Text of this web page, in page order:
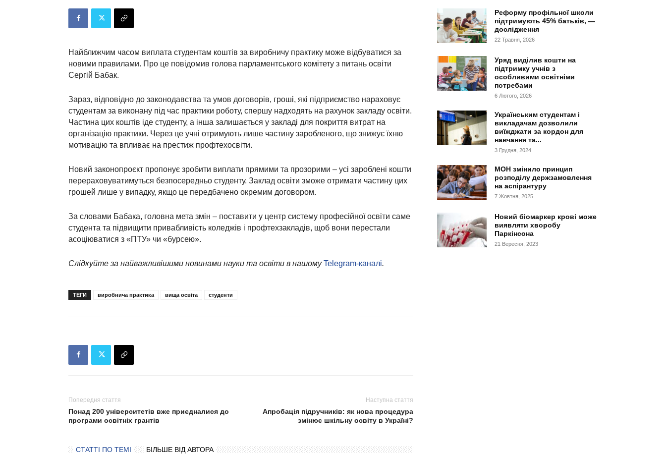
Найближчим часом виплата студентам коштів за виробничу практику може відбуватися за
новими правилами. Про це повідомив голова парламентського комітету з питань освіти
Сергій Бабак.
Зараз, відповідно до законодавства та умов договорів, гроші, які підприємство нараховує
студентам за виконану під час практики роботу, спершу надходять на рахунок закладу освіти.
Частина цих коштів іде студенту, а інша залишається у закладі для покриття витрат на
організацію практики. Через це учні отримують лише частину заробленого, що знижує їхню
мотивацію та впливає на престиж профтехосвіти.
Новий законопроєкт пропонує зробити виплати прямими та прозорими – усі зароблені кошти
перераховуватимуться безпосередньо студенту. Заклад освіти зможе отримати частину цих
грошей лише у випадку, якщо це передбачено окремим договором.
За словами Бабака, головна мета змін – поставити у центр систему професійної освіти саме
студента та підвищити привабливість коледжів і профтехзакладів, щоб вони перестали
асоціюватися з «ПТУ» чи «бурсею».
Слідкуйте за найважливішими новинами науки та освіти в нашомуTelegram-каналі.
ТЕГИ виробнича практика вища освіта студенти
Попередня стаття
Понад 200 університетів вже приєдналися до
програми освітніх грантів
Наступна стаття
Апробація підручників: як нова процедура
змінює шкільну освіту в Україні?
СТАТТІ ПО ТЕМІ БІЛЬШЕ ВІД АВТОРА
Реформу профільної школи
підтримують 45% батьків, —
дослідження
22 Травня, 2026
Уряд виділив кошти на
підтримку учнів з
особливими освітніми
потребами
6 Лютого, 2026
Українським студентам і
викладачам дозволили
виїжджати за кордон для
навчання та...
3 Грудня, 2024
МОН змінило принцип
розподілу держзамовлення
на аспірантуру
7 Жовтня, 2025
Новий біомаркер крові може
виявляти хворобу
Паркінсона
21 Вересня, 2023